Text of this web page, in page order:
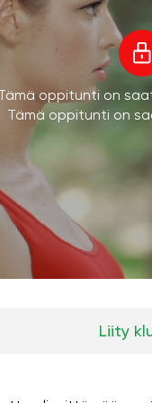
oppitunti on
Tämä oppitunti on
Liity